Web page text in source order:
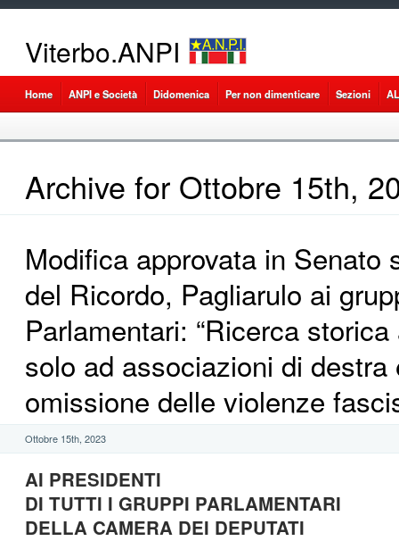
Viterbo.ANPI
Home ANPI e Società Didomenica Per non dimenticare Sezioni
Archive for Ottobre 15th,
Modifica approvata in Senato
del Ricordo, Pagliarulo ai
Parlamentari: “Ricerca
solo ad associazioni di destra
omissione delle violenze
Ottobre 15th, 2023
AI PRESIDENTI
DI TUTTI I GRUPPI PARLAMENTARI
DELLA CAMERA DEI DEPUTATI